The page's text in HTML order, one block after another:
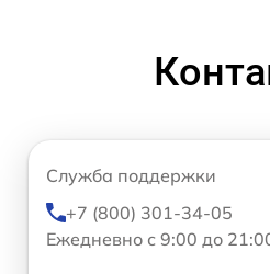
Служба поддержки
+7 (800) 301-34-05
Ежедневно с 9:00 до